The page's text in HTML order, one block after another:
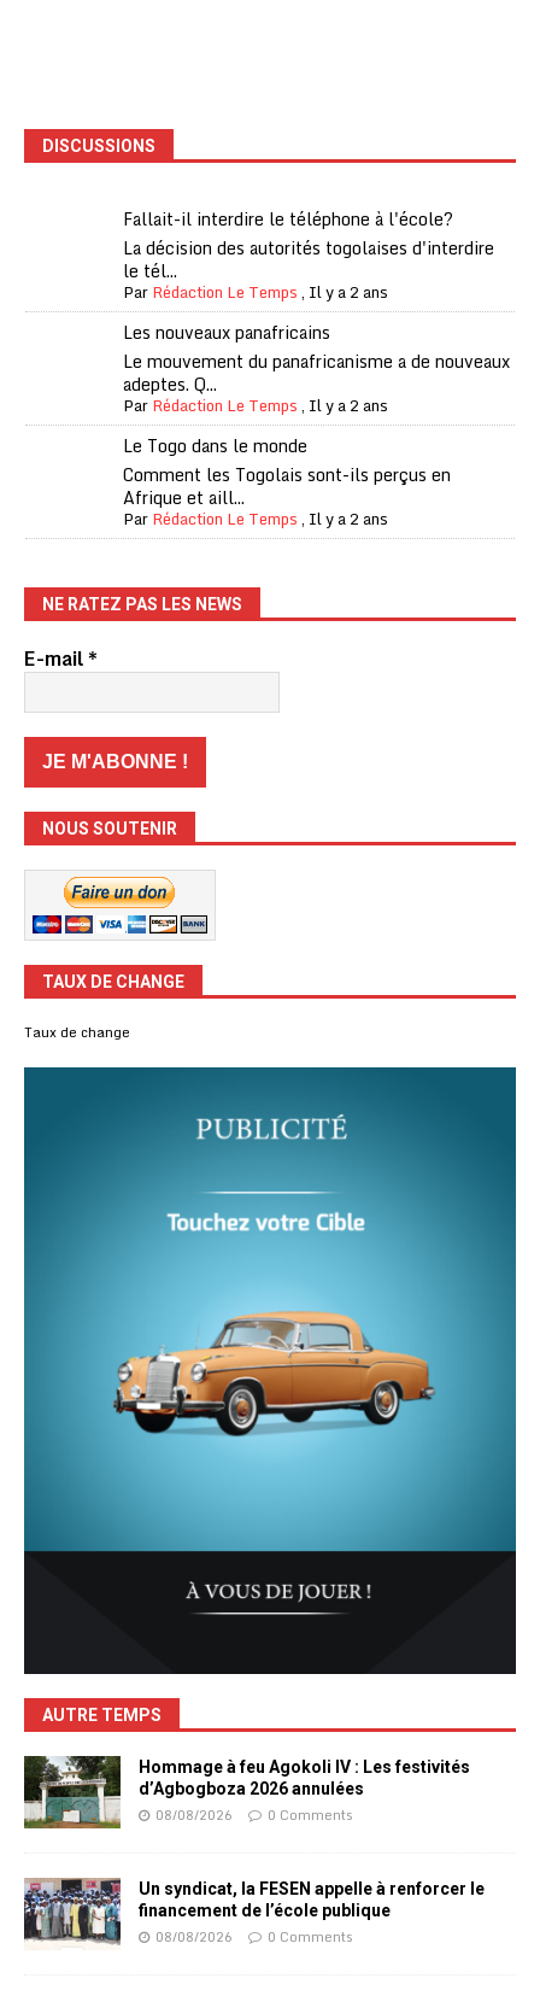
DISCUSSIONS
Fallait-il interdire le téléphone à l'école?
La décision des autorités togolaises d'interdire
le tél...
ParRédaction Le Temps, Il y a 2 ans
Les nouveaux panafricains
Le mouvement du panafricanisme a de nouveaux
adeptes. Q...
ParRédaction Le Temps, Il y a 2 ans
Le Togo dans le monde
Comment les Togolais sont-ils perçus en
Afrique et aill...
ParRédaction Le Temps, Il y a 2 ans
NE RATEZ PAS LES NEWS
E-mail*
NOUS SOUTENIR
TAUX DE CHANGE
Taux de change
AUTRE TEMPS
Hommage à feu Agokoli IV : Les festivités
d’Agbogboza 2026 annulées
08/08/2026 0 Comments
Un syndicat, la FESEN appelle à renforcer le
financement de l’école publique
08/08/2026 0 Comments